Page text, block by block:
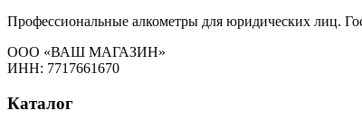
Профессиональные алкометры для юридических лиц.
ООО «ВАШ МАГАЗИН»
ИНН: 7717661670
Каталог